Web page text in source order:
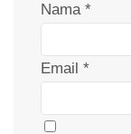
Nama *
Email *